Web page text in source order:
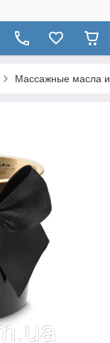
Массажные масла